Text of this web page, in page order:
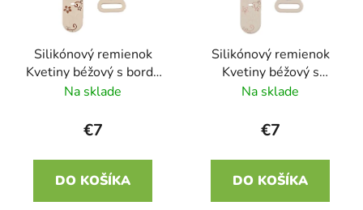
Silikónový remienok
Kvetiny béžový s bordó
22mm
Na sklade
€7
DO KOŠÍKA
Silikónový remienok
Kvetiny béžový s
ružovou 22mm
Na sklade
€7
DO KOŠÍKA